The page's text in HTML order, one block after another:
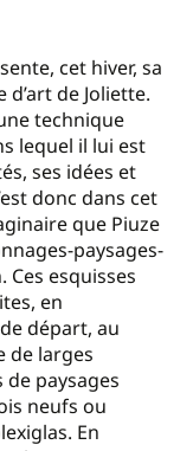
cet hiver, sa
de Joliette.
technique
lequel il lui est
ses idées et
donc dans cet
que Piuze
paysages-
Ces esquisses
en
départ, au
de larges
paysages
neufs ou
En